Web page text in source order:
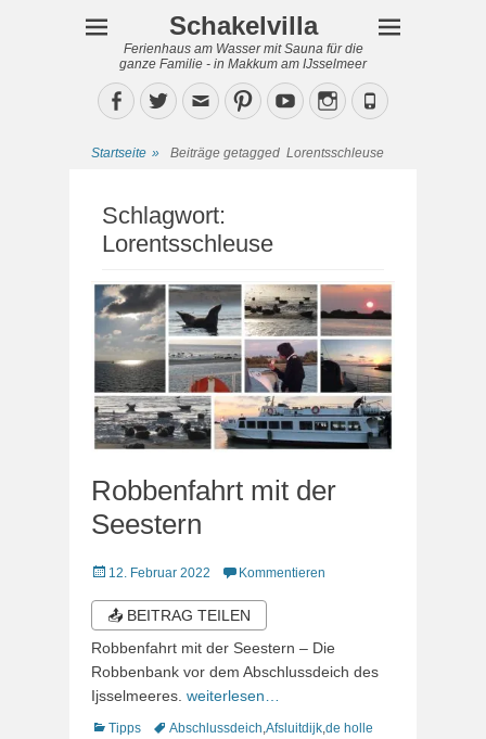
Schakelvilla
Ferienhaus am Wasser mit Sauna für die
ganze Familie - in Makkum am IJsselmeer
Facebook
TwitterEmailPinterestYouTubeInstagram
Phone
Startseite » Beiträge getagged Lorentsschleuse
Schlagwort:
Lorentsschleuse
Robbenfahrt mit der
Seestern
Veröffentlicht
12. Februar 2022 Kommentieren
📤 BEITRAG TEILEN
Robbenfahrt mit der Seestern – Die
Robbenbank vor dem Abschlussdeich des
Ijsselmeeres. weiterlesen…
Kategorien
Tipps Schlagworte
Abschlussdeich Afsluitdijk de holle